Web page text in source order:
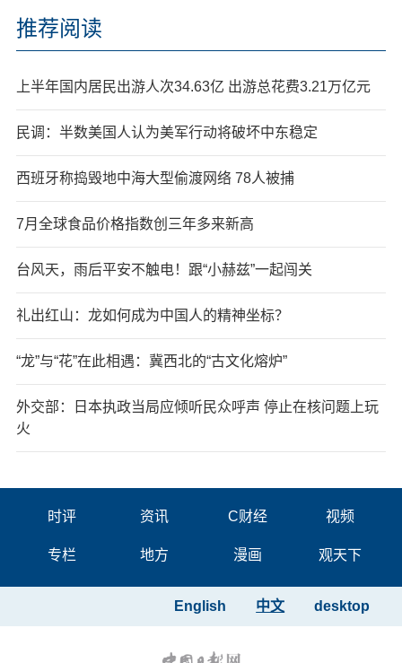
推荐阅读
上半年国内居民出游人次34.63亿 出游总花费3.21万亿元
民调：半数美国人认为美军行动将破坏中东稳定
西班牙称捣毁地中海大型偷渡网络 78人被捕
7月全球食品价格指数创三年多来新高
台风天，雨后平安不触电！跟“小赫兹”一起闯关
礼出红山：龙如何成为中国人的精神坐标？
“龙”与“花”在此相遇：冀西北的“古文化熔炉”
外交部：日本执政当局应倾听民众呼声 停止在核问题上玩
火
时评 资讯 C财经 视频
专栏 地方 漫画 观天下
desktop
中文
English